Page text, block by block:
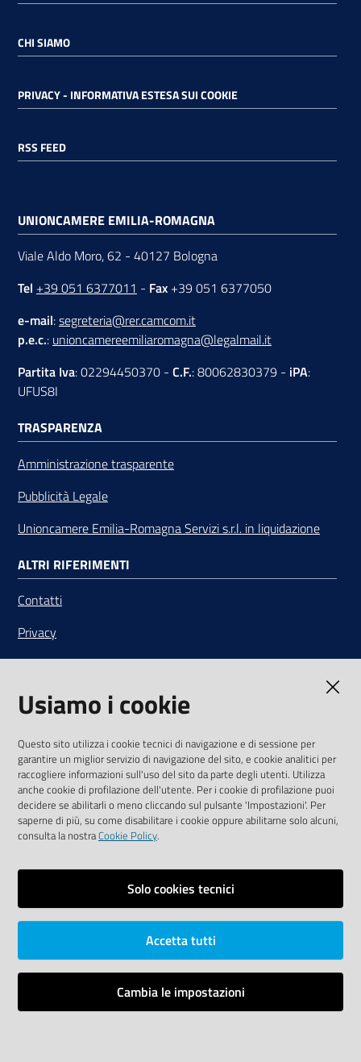
CHI SIAMO
PRIVACY - INFORMATIVA ESTESA SUI COOKIE
RSS FEED
UNIONCAMERE EMILIA-ROMAGNA
Viale Aldo Moro, 62 - 40127 Bologna
Tel +39 051 6377011 - Fax +39 051 6377050
e-mail:segreteria@rer.camcom.it
p.e.c.: unioncamereemiliaromagna@legalmail.it
Partita Iva: 02294450370 - C.F.: 80062830379 - iPA:
UFUS8I
TRASPARENZA
Amministrazione trasparente
Pubblicità Legale
Unioncamere Emilia-Romagna Servizi s.r.l. in liquidazione
ALTRI RIFERIMENTI
Contatti
Privacy
Note legali
Media Policy
SEGUICI SU
YoutubeTwitterLinkedinFacebookInstagram
Vai alla pagina
Area riservata
Dichiarazione di accessibilità
Credits
Usiamo i cookie
Questo sito utilizza i cookie tecnici di navigazione e di sessione per
garantire un miglior servizio di navigazione del sito, e cookie analitici per
raccogliere informazioni sull'uso del sito da parte degli utenti. Utilizza
anche cookie di profilazione dell'utente. Per i cookie di profilazione puoi
decidere se abilitarli o meno cliccando sul pulsante 'Impostazioni'. Per
saperne di più, su come disabilitare i cookie oppure abilitarne solo alcuni,
consulta la nostraCookie Policy.
Solo cookies tecnici
Accetta tutti
Cambia le impostazioni